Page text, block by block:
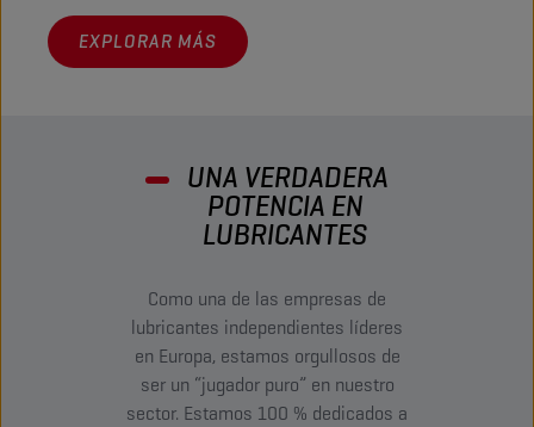
EXPLORAR MÁS
UNA VERDADERA
POTENCIA EN
LUBRICANTES
Como una de las empresas de
lubricantes independientes líderes
en Europa, estamos orgullosos de
ser un “jugador puro” en nuestro
sector. Estamos 100 % dedicados a